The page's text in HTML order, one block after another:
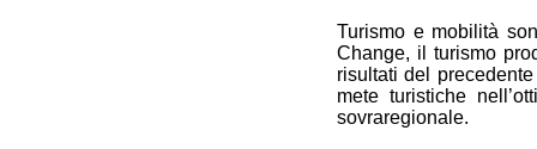
Turismo e mobilità
Change, il turismo
risultati del
mete turistiche
sovraregionale.